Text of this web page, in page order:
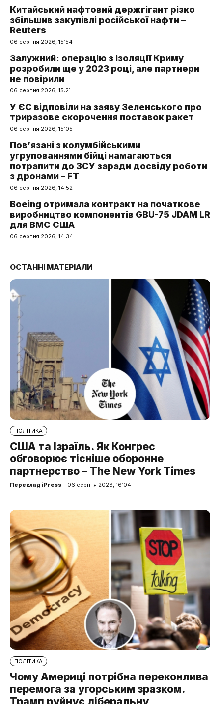
Китайський нафтовий держгігант різко
збільшив закупівлі російської нафти –
Reuters
06 серпня 2026, 15:54
Залужний: операцію з ізоляції Криму
розробили ще у 2023 році, але партнери
не повірили
06 серпня 2026, 15:21
У ЄС відповіли на заяву Зеленського про
триразове скорочення поставок ракет
06 серпня 2026, 15:05
Пов’язані з колумбійськими
угрупованнями бійці намагаються
потрапити до ЗСУ заради досвіду роботи
з дронами – FT
06 серпня 2026, 14:52
Boeing отримала контракт на початкове
виробництво компонентів GBU-75 JDAM LR
для ВМС США
06 серпня 2026, 14:34
ОСТАННІ МАТЕРІАЛИ
ПОЛІТИКА
США та Ізраїль. Як Конгрес
обговорює тісніше оборонне
партнерство – The New York Times
Переклад iPress – 06 серпня 2026, 16:04
ПОЛІТИКА
Чому Америці потрібна переконлива
перемога за угорським зразком.
Трамп руйнує ліберальну